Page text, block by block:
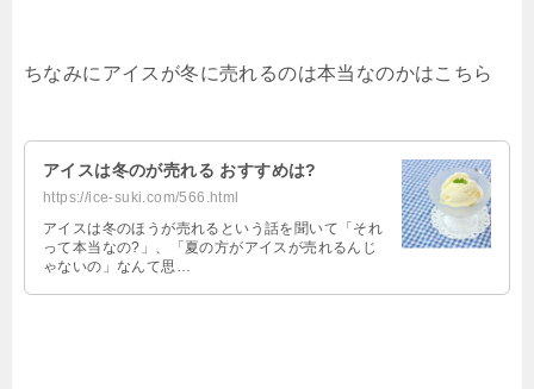
ちなみにアイスが冬に売れるのは本当なのかはこちら
アイスは冬のが売れる おすすめは?
https://ice-suki.com/566.html
アイスは冬のほうが売れるという話を聞いて「それ
って本当なの?」、「夏の方がアイスが売れるんじ
ゃないの」なんて思…